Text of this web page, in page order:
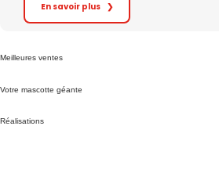
En savoir plus ❯
Meilleures ventes
Votre mascotte géante
Réalisations